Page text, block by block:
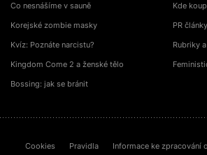
Co nesnášíme v sauně
Korejské zombie masky
Kvíz: Poznáte narcistu?
Kingdom Come 2 a ženské tělo
Bossing: jak se bránit
Kde
PR články
Rubriky
Cookies Pravidla Informace ke zpracování